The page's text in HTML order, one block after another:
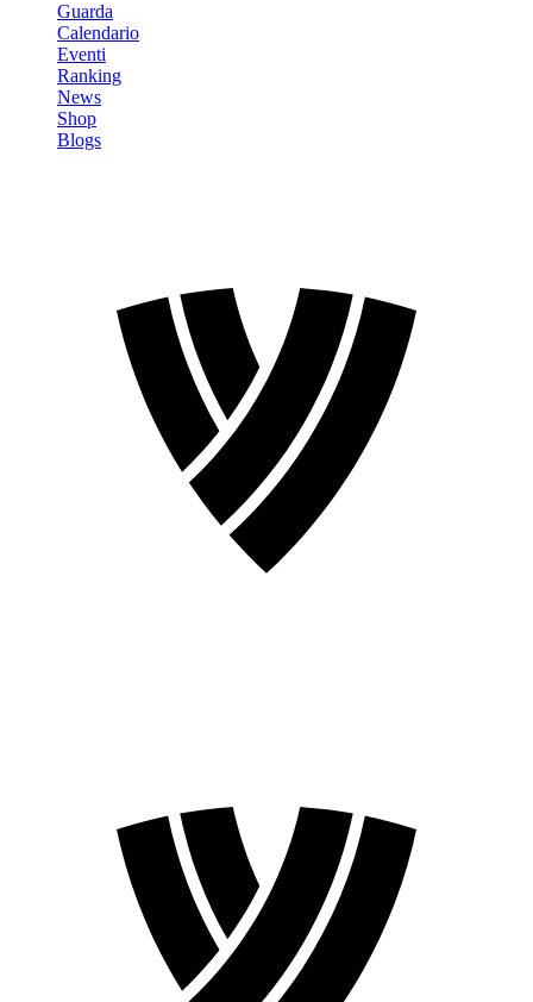
Guarda
Calendario
Eventi
Ranking
News
Shop
Blogs